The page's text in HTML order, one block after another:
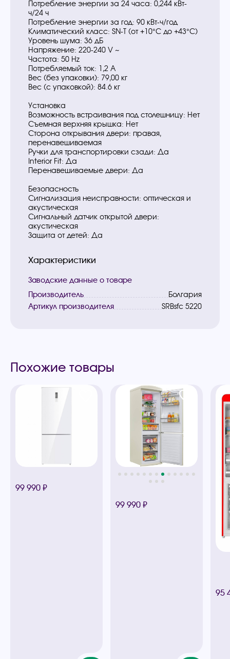
Потребление энергии за 24 часа: 0,244 кВт-
ч/24 ч
Потребление энергии за год: 90 кВт-ч/год
Климатический класс: SN-T (от +10°C до +43°C)
Уровень шума: 36 дБ
Напряжение: 220-240 V ~
Частота: 50 Hz
Потребляемый ток: 1,2 A
Вес (без упаковки): 79,00 кг
Вес (с упаковкой): 84.6 кг
Установка
Возможность встраивания под столешницу: Нет
Съемная верхняя крышка: Нет
Сторона открывания двери: правая,
перенавешиваемая
Ручки для транспортировки сзади: Да
Interior Fit: Да
Перенавешиваемые двери: Да
Безопасность
Сигнализация неисправности: oптическая и
акустическая
Сигнальный датчик открытой двери:
акустическая
Защита от детей: Да
Характеристики
Заводские данные о товаре
Производитель
Болгария
Артикул производителя
SRBsfc 5220
Похожие товары
99 990 ₽
99 990 ₽
95